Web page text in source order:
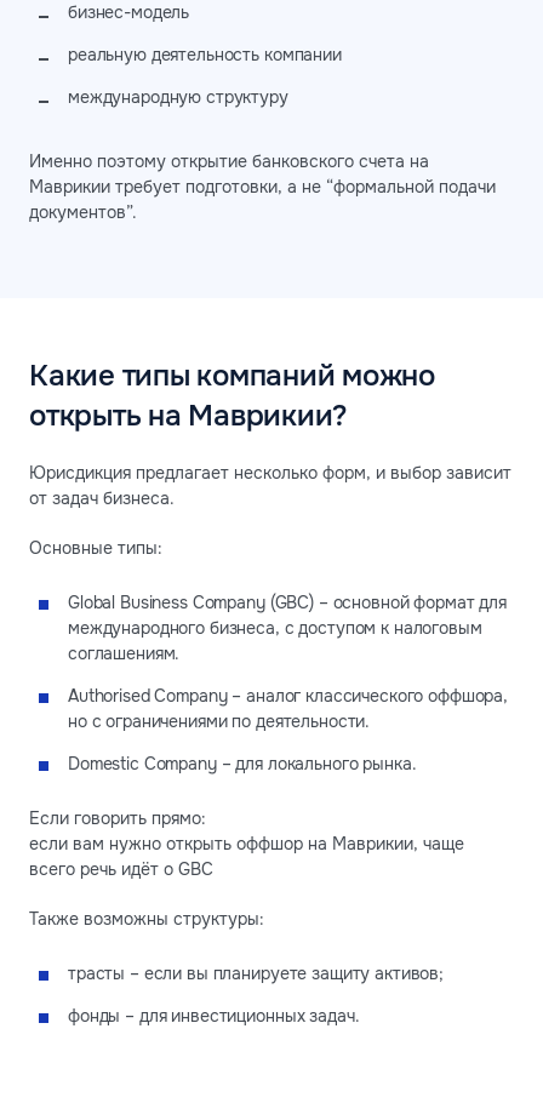
бизнес-модель
реальную деятельность компании
международную структуру
Именно поэтому открытие банковского счета на
Маврикии требует подготовки, а не “формальной подачи
документов”.
Какие типы компаний можно
открыть на Маврикии?
Юрисдикция предлагает несколько форм, и выбор зависит
от задач бизнеса.
Основные типы:
Global Business Company (GBC) – основной формат для
международного бизнеса, с доступом к налоговым
соглашениям.
Authorised Company – аналог классического оффшора,
но с ограничениями по деятельности.
Domestic Company – для локального рынка.
Если говорить прямо:
если вам нужно открыть оффшор на Маврикии, чаще
всего речь идёт о GBC
Также возможны структуры:
трасты – если вы планируете защиту активов;
фонды – для инвестиционных задач.